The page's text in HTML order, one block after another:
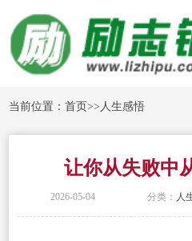
当前位置：首页>> 人生感悟
让你从失败中
2026-05-04 分类： 人